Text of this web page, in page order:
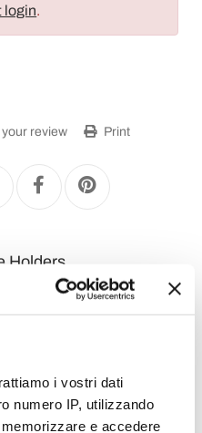
i vostri dati
numero IP, utilizzando
e accedere
login.
review Print
Holders